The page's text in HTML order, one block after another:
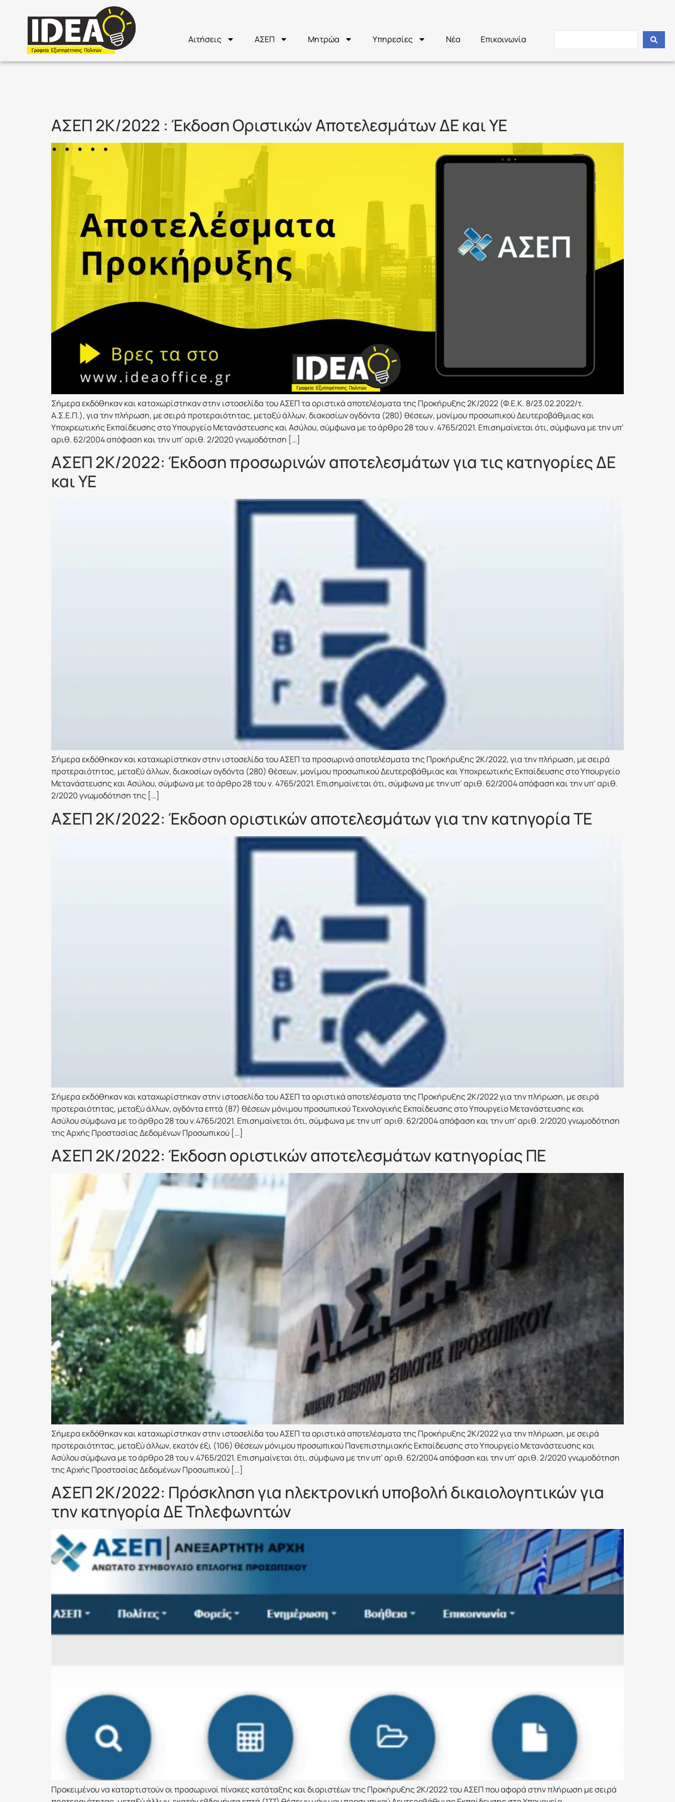
Αιτήσεις ΑΣΕΠ Μητρώα Υπηρεσίες Νέα Επικοινωνία
ΑΣΕΠ 2Κ/2022 : Έκδοση Οριστικών Αποτελεσμάτων ΔΕ και ΥΕ
Σήμερα εκδόθηκαν και καταχωρίστηκαν στην ιστοσελίδα του ΑΣΕΠ τα οριστικά αποτελέσματα της Προκήρυξης 2Κ/2022 (Φ.Ε.Κ. 8/23.02.2022/τ.
Α.Σ.Ε.Π.), για την πλήρωση, με σειρά προτεραιότητας, μεταξύ άλλων, διακοσίων ογδόντα (280) θέσεων, μονίμου προσωπικού Δευτεροβάθμιας και
Υποχρεωτικής Εκπαίδευσης στο Υπουργείο Μετανάστευσης και Ασύλου, σύμφωνα με το άρθρο 28 του ν. 4765/2021. Επισημαίνεται ότι, σύμφωνα με την υπ’
αριθ. 62/2004 απόφαση και την υπ’ αριθ. 2/2020 γνωμοδότηση […]
ΑΣΕΠ 2Κ/2022: Έκδοση προσωρινών αποτελεσμάτων για τις κατηγορίες ΔΕ
και ΥΕ
Σήμερα εκδόθηκαν και καταχωρίστηκαν στην ιστοσελίδα του ΑΣΕΠ τα προσωρινά αποτελέσματα της Προκήρυξης 2Κ/2022, για την πλήρωση, με σειρά
προτεραιότητας, μεταξύ άλλων, διακοσίων ογδόντα (280) θέσεων, μονίμου προσωπικού Δευτεροβάθμιας και Υποχρεωτικής Εκπαίδευσης στο Υπουργείο
Μετανάστευσης και Ασύλου, σύμφωνα με το άρθρο 28 του ν. 4765/2021. Επισημαίνεται ότι, σύμφωνα με την υπ’ αριθ. 62/2004 απόφαση και την υπ’ αριθ.
2/2020 γνωμοδότηση της […]
ΑΣΕΠ 2Κ/2022: Έκδοση οριστικών αποτελεσμάτων για την κατηγορία ΤΕ
Σήμερα εκδόθηκαν και καταχωρίστηκαν στην ιστοσελίδα του ΑΣΕΠ τα οριστικά αποτελέσματα της Προκήρυξης 2Κ/2022 για την πλήρωση, με σειρά
προτεραιότητας, μεταξύ άλλων, ογδόντα επτά (87) θέσεων μόνιμου προσωπικού Τεχνολογικής Εκπαίδευσης στο Υπουργείο Μετανάστευσης και
Ασύλου σύμφωνα με το άρθρο 28 του ν.4765/2021. Επισημαίνεται ότι, σύμφωνα με την υπ’ αριθ. 62/2004 απόφαση και την υπ’ αριθ. 2/2020 γνωμοδότηση
της Αρχής Προστασίας Δεδομένων Προσωπικού […]
ΑΣΕΠ 2Κ/2022: Έκδοση οριστικών αποτελεσμάτων κατηγορίας ΠΕ
Σήμερα εκδόθηκαν και καταχωρίστηκαν στην ιστοσελίδα του ΑΣΕΠ τα οριστικά αποτελέσματα της Προκήρυξης 2Κ/2022 για την πλήρωση, με σειρά
προτεραιότητας, μεταξύ άλλων, εκατόν έξι (106) θέσεων μόνιμου προσωπικού Πανεπιστημιακής Εκπαίδευσης στο Υπουργείο Μετανάστευσης και
Ασύλου σύμφωνα με το άρθρο 28 του ν.4765/2021. Επισημαίνεται ότι, σύμφωνα με την υπ’ αριθ. 62/2004 απόφαση και την υπ’ αριθ. 2/2020 γνωμοδότηση
της Αρχής Προστασίας Δεδομένων Προσωπικού […]
ΑΣΕΠ 2Κ/2022: Πρόσκληση για ηλεκτρονική υποβολή δικαιολογητικών για
την κατηγορία ΔΕ Τηλεφωνητών
Προκειμένου να καταρτιστούν οι προσωρινοί πίνακες κατάταξης και διοριστέων της Προκήρυξης 2Κ/2022 του ΑΣΕΠ που αφορά στην πλήρωση με σειρά